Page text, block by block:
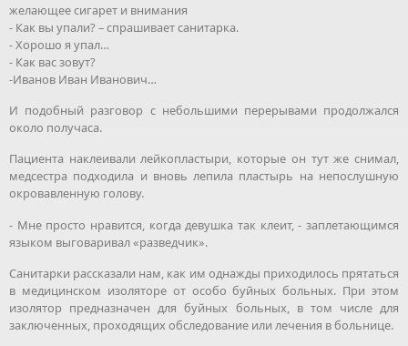
желающее сигарет и внимания
- Как вы упали? – спрашивает санитарка.
- Хорошо я упал…
- Как вас зовут?
-Иванов Иван Иванович…
И подобный разговор с небольшими перерывами продолжался
около получаса.
Пациента наклеивали лейкопластыри, которые он тут же снимал,
медсестра подходила и вновь лепила пластырь на непослушную
окровавленную голову.
- Мне просто нравится, когда девушка так клеит, - заплетающимся
языком выговаривал «разведчик».
Санитарки рассказали нам, как им однажды приходилось прятаться
в медицинском изоляторе от особо буйных больных. При этом
изолятор предназначен для буйных больных, в том числе для
заключенных, проходящих обследование или лечения в больнице.